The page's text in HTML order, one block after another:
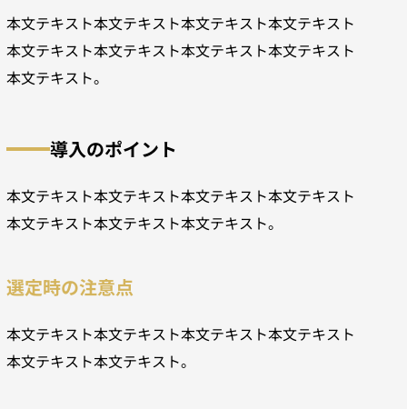
本文テキスト本文テキスト本文テキスト本文テキスト
本文テキスト本文テキスト本文テキスト本文テキスト
本文テキスト。
導入のポイント
本文テキスト本文テキスト本文テキスト本文テキスト
本文テキスト本文テキスト本文テキスト。
選定時の注意点
本文テキスト本文テキスト本文テキスト本文テキスト
本文テキスト本文テキスト。